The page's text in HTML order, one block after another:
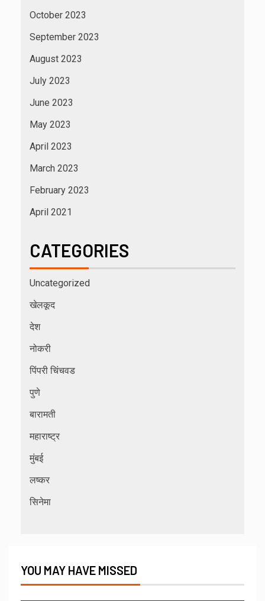
October 2023
September 2023
August 2023
July 2023
June 2023
May 2023
April 2023
March 2023
February 2023
April 2021
CATEGORIES
Uncategorized
खेलकूद
देश
नोकरी
पिंपरी चिंचवड
पुणे
बारामती
महाराष्ट्र
मुंबई
लष्कर
सिनेमा
YOU MAY HAVE MISSED